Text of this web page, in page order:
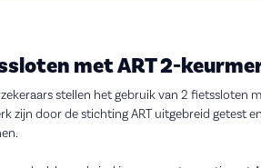
met ART 2-
stellen het gebruik van 2 fietssloten
zijn door de stichting ART uitgebreid getest